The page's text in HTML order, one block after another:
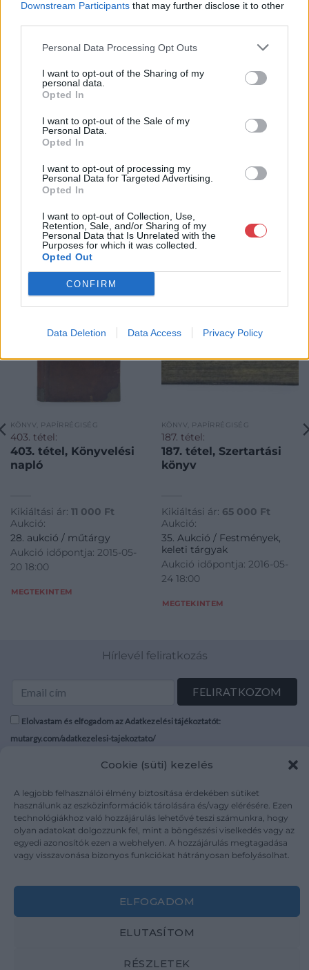
Downstream Participants that may further disclose it to other
Personal Data Processing Opt Outs
I want to opt-out of the Sharing of my
personal data.
Opted In
I want to opt-out of the Sale of my
Personal Data.
Opted In
I want to opt-out of processing my
Personal Data for Targeted Advertising.
Opted In
I want to opt-out of Collection, Use,
Retention, Sale, and/or Sharing of my
Personal Data that Is Unrelated with the
Purposes for which it was collected.
Opted Out
CONFIRM
Data Deletion Data Access Privacy Policy
Cookie (süti) kezelés
A legjobb felhasználói élmény biztosítása érdekében sütiket
használunk az eszközinformációk tárolására és/vagy elérésére. Ezen
technológiákhoz való hozzájárulás lehetővé teszi számunkra, hogy
olyan adatokat dolgozzunk fel, mint a böngészési viselkedés vagy az
egyedi azonosítók ezen a webhelyen. A hozzájárulás megtagadása
vagy visszavonása bizonyos funkciókat hátrányosan befolyásolhat.
ELFOGADOM
ELUTASÍTOM
RÉSZLETEK
1055, Budapest, Falk Miksa u.
24-26.
Telefon: 061/784-1111 061/780-
GALÉRIA TOVÁBBI MŰTÁRGYAI
KAPCSOLÓDÓ MŰTÁRGYAK
KÖNYV, PAPÍRRÉGISÉG
403. tétel:
403. tétel, Könyvelési
napló
Kikiáltási ár: 11 000 Ft
Aukció:
28. aukció / műtárgy
Aukció időpontja: 2015-05-
20 18:00
MEGTEKINTEM
KÖNYV, PAPÍRRÉGISÉG
187. tétel:
187. tétel, Szertartási
könyv
Kikiáltási ár: 65 000 Ft
Aukció:
35. Aukció / Festmények,
keleti tárgyak
Aukció időpontja: 2016-05-
24 18:00
MEGTEKINTEM
Hírlevél feliratkozás
Elolvastam és elfogadom az Adatkezelési tájékoztatót:
mutargy.com/adatkezelesi-tajekoztato/
Médiaajánlat
Karrier
Kapcsolat
Áraink
ÁSZF
Adatvédelem
Impresszum